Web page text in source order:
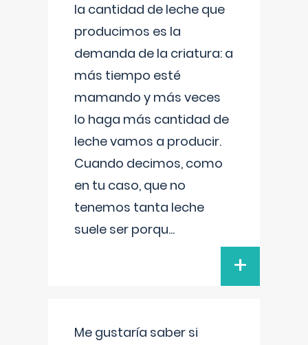
la cantidad de leche que
producimos es la
demanda de la criatura: a
más tiempo esté
mamando y más veces
lo haga más cantidad de
leche vamos a producir.
Cuando decimos, como
en tu caso, que no
tenemos tanta leche
suele ser porqu...
+
Me gustaría saber si